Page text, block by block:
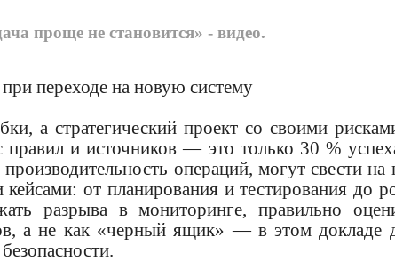
проще не становится» - видео.
переходе на новую систему
а стратегический проект со своими
и источников — это только 30 %
операций, могут свести на
от планирования и тестирования до
разрыва в мониторинге, правильно
а не как «черный ящик» — в этом докладе